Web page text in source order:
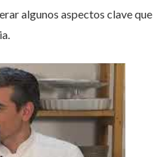
algunos aspectos clave que